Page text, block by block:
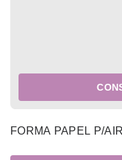
FORMA PAPEL P/